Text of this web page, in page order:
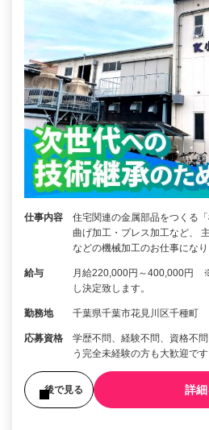
仕事内容
住宅関連の金属部品をつくる
曲げ加工・プレス加工など、
などの機械加工のお仕事にな
給与
月給220,000円～400,000円
し決定致します。
勤務地 千葉県千葉市花見川区千種
応募資格
学歴不問、経験不問、資格不
う完全未経験の方も大歓迎です
後で見る 詳